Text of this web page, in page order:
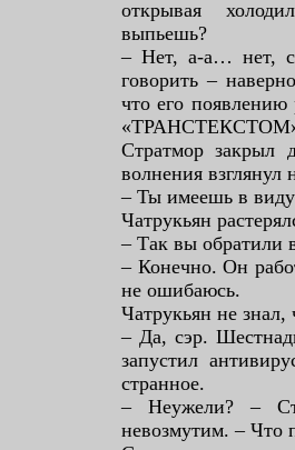
открывая
выпьешь?
– Нет, а-а… нет,
говорить –
что его
«ТРАНСТЕКСТОМ»
Стратмор закрыл
волнения взглянул
– Ты имеешь в
Чатрукьян
– Так вы обратили
– Конечно. Он
не ошибаюсь.
Чатрукьян не знал,
– Да, сэр.
запустил
странное.
– Неужели? –
невозмутим. – Что